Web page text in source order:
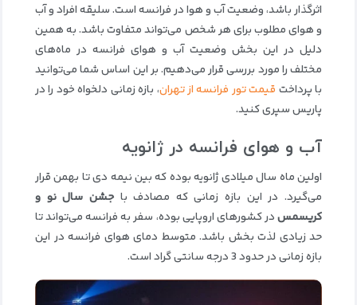
اثرگذار باشد، وضعیت آب و هوا در فرانسه است. سلیقه افراد و آب
و هوای مطلوب برای هر شخص می‌تواند متفاوت باشد. به همین
دلیل در این بخش وضعیت آب و هوای فرانسه در ماه‌های
مختلف را مورد بررسی قرار می‌دهیم. بر این اساس شما می‌توانید
با پرداخت قیمت تور فرانسه از تهران، بازه زمانی دلخواه خود را در
پاریس سپری کنید.
آب و هوای فرانسه در ژانویه
اولین ماه سال میلادی ژانویه بوده که بین نیمه دی تا بهمن قرار
می‌گیرد. در این بازه زمانی که مصادف باجشن سال نو و
کریسمسدر کشورهای اروپایی بوده، سفر به فرانسه می‌تواند تا
حد زیادی لذت‌ بخش باشد. متوسط دمای هوای فرانسه در این
بازه زمانی در حدود 3 درجه سانتی گراد است.